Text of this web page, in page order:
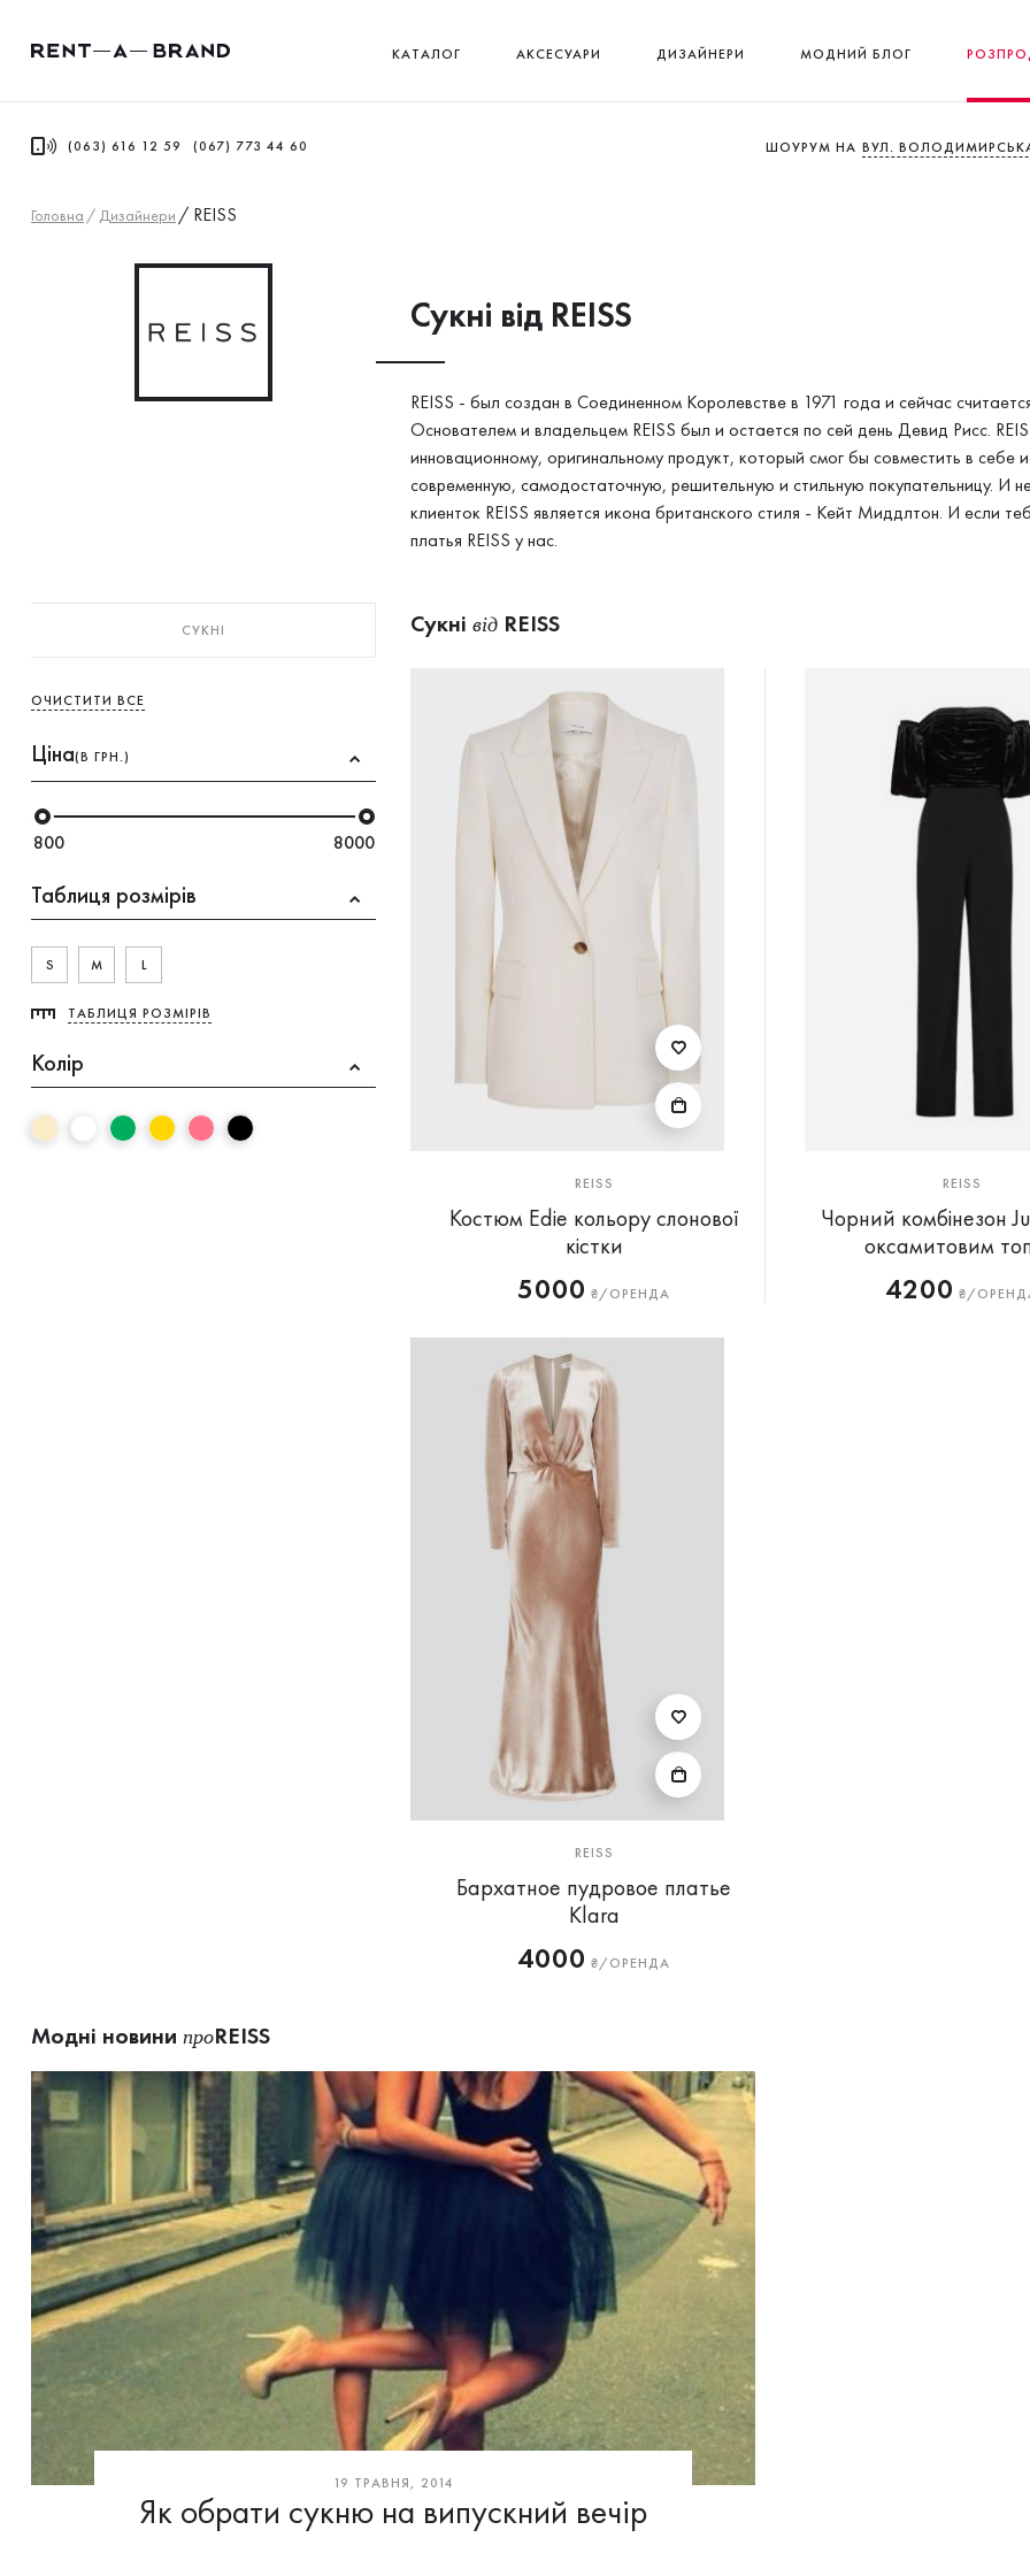
КАТАЛОГ АКСЕСУАРИ ДИЗАЙНЕРИ МОДНИЙ БЛОГ
(063) 616 12 59 (067) 773 44 60 ШОУРУМ НА ВУЛ.
Головна / Дизайнери / REISS
Сукнi від REISS
REISS - был создан в Соединенном Королевстве в 1971 года и сейчас
Основателем и владельцем REISS был и остается по сей день Девид Рисс.
инновационному, оригинальному продукт, который смог бы совместить в
современную, самодостаточную, решительную и стильную покупательницу. И
клиенток REISS является икона британского стиля - Кейт Миддлтон. И если
платья REISS у нас.
СУКНI
ОЧИСТИТИ ВСЕ
Ціна(В ГРН.)
800 8000
Таблиця розмірів
S M L
ТАБЛИЦЯ РОЗМІРІВ
Колір
Сукнi від REISS
REISS
Костюм Edie кольору слонової
кістки
5000 ₴/ОРЕНДА
REISS
Чорний комбінезон
оксамитовим
4200 ₴/
REISS
Бархатное пудровое платье
Klara
4000 ₴/ОРЕНДА
Модні новини проREISS
19 ТРАВНЯ, 2014
Як обрати сукню на випускний вечір